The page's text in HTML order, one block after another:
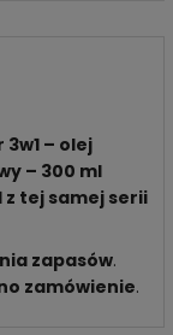
3w1 – olej
– 300 ml
z tej samej serii
zapasów.
zamówienie.